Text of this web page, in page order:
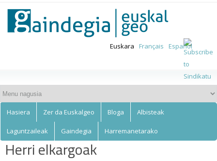
main
content
Euskalgeo
Euskara Français Español
Hasiera Zer da Euskalgeo Bloga Albisteak
Laguntzaileak Gaindegia Harremanetarako
Herri elkargoak